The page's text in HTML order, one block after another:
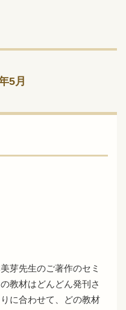
5月
芽先生のご著作のセミ
教材はどんどん発刊さ
に合わせて、どの教材